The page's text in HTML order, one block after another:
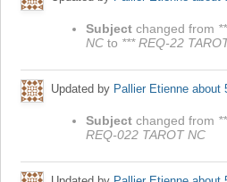
Subject changed from
NC to *** REQ-22
Updated by Pallier Etienne about
Subject changed from
REQ-022 TAROT NC